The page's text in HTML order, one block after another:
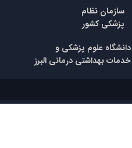
​سازمان نظام
پزشکیکشور
​​دانشگاه علوم پزشکی و
خدمات بهداشتی درمانی البرز